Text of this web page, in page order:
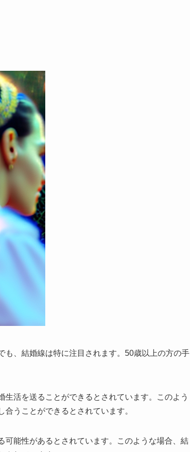
、結婚線は特に注目されます。50歳以上の方の手
活を送ることができるとされています。このよう
うことができるとされています。
能性があるとされています。このような場合、結